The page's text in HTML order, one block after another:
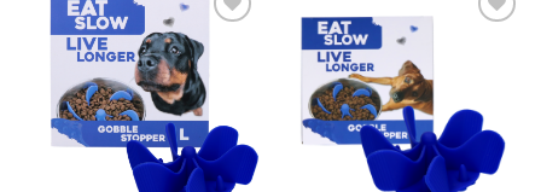
Toevoegen
aan
verlanglijst